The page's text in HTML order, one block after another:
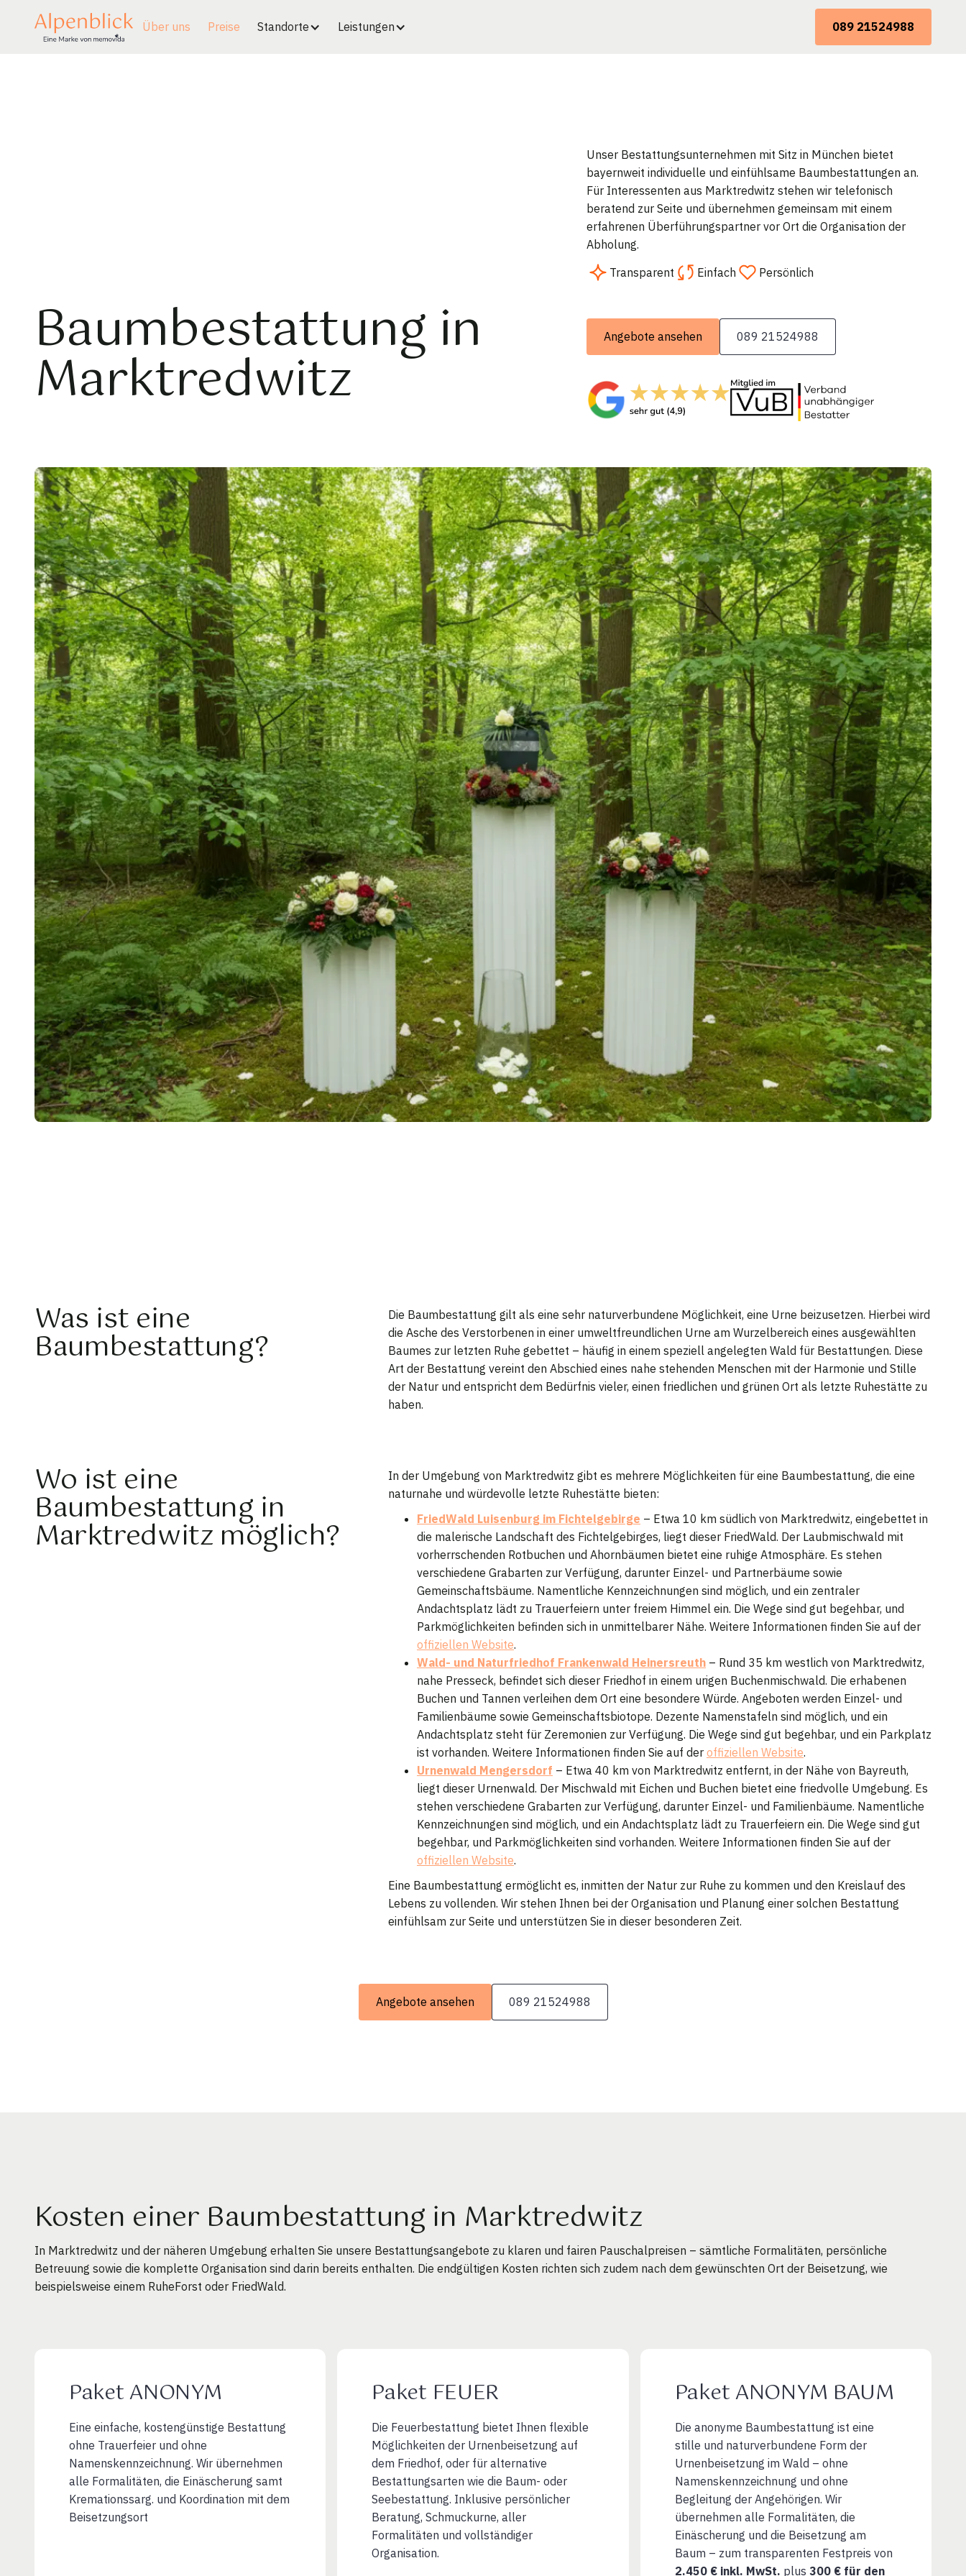
Über uns Preise Standorte Leistungen 089 21524988
Baumbestattung in
Marktredwitz
Unser Bestattungsunternehmen mit Sitz in München bietet
bayernweit individuelle und einfühlsame Baumbestattungen an.
Für Interessenten aus Marktredwitz stehen wir telefonisch
beratend zur Seite und übernehmen gemeinsam mit einem
erfahrenen Überführungspartner vor Ort die Organisation der
Abholung.
Transparent
Einfach Persönlich
Angebote ansehen 089 21524988
Was ist eine
Baumbestattung?
Die Baumbestattung gilt als eine sehr naturverbundene Möglichkeit, eine Urne beizusetzen. Hierbei wird
die Asche des Verstorbenen in einer umweltfreundlichen Urne am Wurzelbereich eines ausgewählten
Baumes zur letzten Ruhe gebettet – häufig in einem speziell angelegten Wald für Bestattungen. Diese
Art der Bestattung vereint den Abschied eines nahe stehenden Menschen mit der Harmonie und Stille
der Natur und entspricht dem Bedürfnis vieler, einen friedlichen und grünen Ort als letzte Ruhestätte zu
haben.
Wo ist eine
Baumbestattung in
Marktredwitz möglich?
In der Umgebung von Marktredwitz gibt es mehrere Möglichkeiten für eine Baumbestattung, die eine
naturnahe und würdevolle letzte Ruhestätte bieten:
FriedWald Luisenburg im Fichtelgebirge – Etwa 10 km südlich von Marktredwitz, eingebettet in
die malerische Landschaft des Fichtelgebirges, liegt dieser FriedWald. Der Laubmischwald mit
vorherrschenden Rotbuchen und Ahornbäumen bietet eine ruhige Atmosphäre. Es stehen
verschiedene Grabarten zur Verfügung, darunter Einzel- und Partnerbäume sowie
Gemeinschaftsbäume. Namentliche Kennzeichnungen sind möglich, und ein zentraler
Andachtsplatz lädt zu Trauerfeiern unter freiem Himmel ein. Die Wege sind gut begehbar, und
Parkmöglichkeiten befinden sich in unmittelbarer Nähe. Weitere Informationen finden Sie auf der
offiziellen Website.
Wald- und Naturfriedhof Frankenwald Heinersreuth – Rund 35 km westlich von Marktredwitz,
nahe Presseck, befindet sich dieser Friedhof in einem urigen Buchenmischwald. Die erhabenen
Buchen und Tannen verleihen dem Ort eine besondere Würde. Angeboten werden Einzel- und
Familienbäume sowie Gemeinschaftsbiotope. Dezente Namenstafeln sind möglich, und ein
Andachtsplatz steht für Zeremonien zur Verfügung. Die Wege sind gut begehbar, und ein Parkplatz
ist vorhanden. Weitere Informationen finden Sie auf der offiziellen Website.
Urnenwald Mengersdorf – Etwa 40 km von Marktredwitz entfernt, in der Nähe von Bayreuth,
liegt dieser Urnenwald. Der Mischwald mit Eichen und Buchen bietet eine friedvolle Umgebung. Es
stehen verschiedene Grabarten zur Verfügung, darunter Einzel- und Familienbäume. Namentliche
Kennzeichnungen sind möglich, und ein Andachtsplatz lädt zu Trauerfeiern ein. Die Wege sind gut
begehbar, und Parkmöglichkeiten sind vorhanden. Weitere Informationen finden Sie auf der
offiziellen Website.
Eine Baumbestattung ermöglicht es, inmitten der Natur zur Ruhe zu kommen und den Kreislauf des
Lebens zu vollenden. Wir stehen Ihnen bei der Organisation und Planung einer solchen Bestattung
einfühlsam zur Seite und unterstützen Sie in dieser besonderen Zeit.
Angebote ansehen 089 21524988
Kosten einer Baumbestattung in Marktredwitz
In Marktredwitz und der näheren Umgebung erhalten Sie unsere Bestattungsangebote zu klaren und fairen Pauschalpreisen – sämtliche Formalitäten, persönliche
Betreuung sowie die komplette Organisation sind darin bereits enthalten. Die endgültigen Kosten richten sich zudem nach dem gewünschten Ort der Beisetzung, wie
beispielsweise einem RuheForst oder FriedWald.
Paket ANONYM
Eine einfache, kostengünstige Bestattung
ohne Trauerfeier und ohne
Namenskennzeichnung. Wir übernehmen
alle Formalitäten, die Einäscherung samt
Kremationssarg. und Koordination mit dem
Beisetzungsort
Paket FEUER
Die Feuerbestattung bietet Ihnen flexible
Möglichkeiten der Urnenbeisetzung auf
dem Friedhof, oder für alternative
Bestattungsarten wie die Baum- oder
Seebestattung. Inklusive persönlicher
Beratung, Schmuckurne, aller
Formalitäten und vollständiger
Organisation.
Paket ANONYM BAUM
Die anonyme Baumbestattung ist eine
stille und naturverbundene Form der
Urnenbeisetzung im Wald – ohne
Namenskennzeichnung und ohne
Begleitung der Angehörigen. Wir
übernehmen alle Formalitäten, die
Einäscherung und die Beisetzung am
Baum – zum transparenten Festpreis von
2.450 € inkl. MwSt. plus 300 € für den